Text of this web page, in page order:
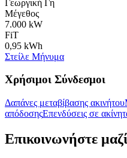
Γεωργική Γη
Μέγεθος
7.000 kW
FiT
0,95 kWh
Στείλε Μήνυμα
Χρήσιμοι Σύνδεσμοι
Δαπάνες μεταβίβασης ακινήτου
απόδοσηςΕπενδύσεις σε
Επικοινωνήστε